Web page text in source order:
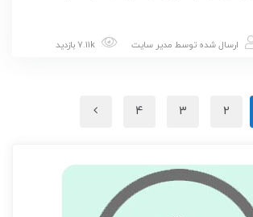
ارسال شده توسط مدیر سایت
2
3
4